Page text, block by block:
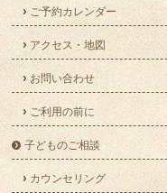
ご予約カレンダー
アクセス・地図
お問い合わせ
ご利用の前に
子どものご相談
カウンセリング